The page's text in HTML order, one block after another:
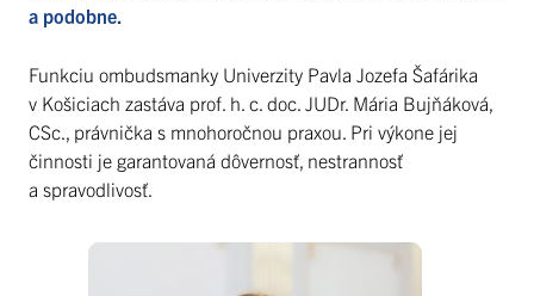
a podobne.
Funkciu ombudsmanky Univerzity Pavla Jozefa Šafárika
v Košiciach zastáva prof. h. c. doc. JUDr. Mária Bujňáková,
CSc., právnička s mnohoročnou praxou. Pri výkone jej
činnosti je garantovaná dôvernosť, nestrannosť
a spravodlivosť.